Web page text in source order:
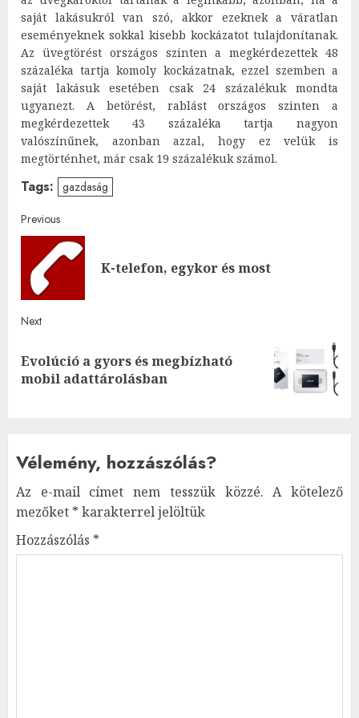
saját lakásukról van szó, akkor ezeknek a váratlan
eseményeknek sokkal kisebb kockázatot tulajdonítanak.
Az üvegtörést országos szinten a megkérdezettek 48
százaléka tartja komoly kockázatnak, ezzel szemben a
saját lakásuk esetében csak 24 százalékuk mondta
ugyanezt. A betörést, rablást országos szinten a
megkérdezettek 43 százaléka tartja nagyon
valószínűnek, azonban azzal, hogy ez velük is
megtörténhet, már csak 19 százalékuk számol.
Tags: gazdaság
Post
navigation
Previous
K-telefon, egykor és most
Next
Next
post:
Evolúció a gyors és megbízható
mobil adattárolásban
Vélemény, hozzászólás?
Az e-mail címet nem tesszük közzé. A kötelező
mezőket * karakterrel jelöltük
Hozzászólás *